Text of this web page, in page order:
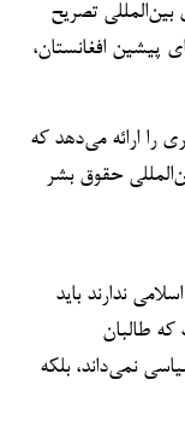
تصریح
پیشین افغانستان،
را ارائه می‌دهد که
حقوق بشر
ندارند باید
طالبان
نمی‌داند، بلکه